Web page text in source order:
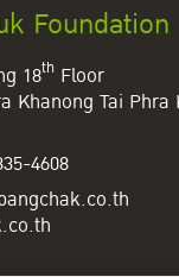
Foundation
18th Floor
Khanong Tai Phra
4608